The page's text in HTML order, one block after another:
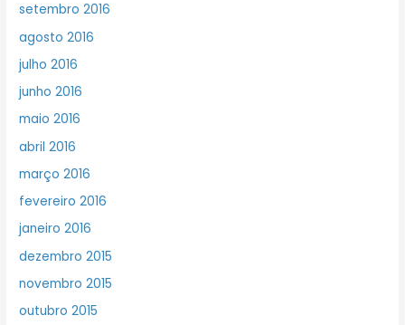
setembro 2016
agosto 2016
julho 2016
junho 2016
maio 2016
abril 2016
março 2016
fevereiro 2016
janeiro 2016
dezembro 2015
novembro 2015
outubro 2015